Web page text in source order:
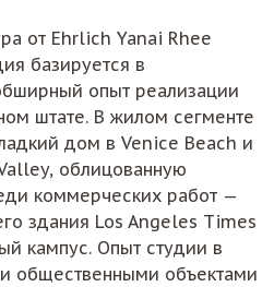
от Ehrlich Yanai Rhee
базируется в
опыт реализации
штате. В жилом сегменте
дом в Venice Beach и
облицованную
коммерческих работ —
здания Los Angeles Times
кампус. Опыт студии в
общественными объектами